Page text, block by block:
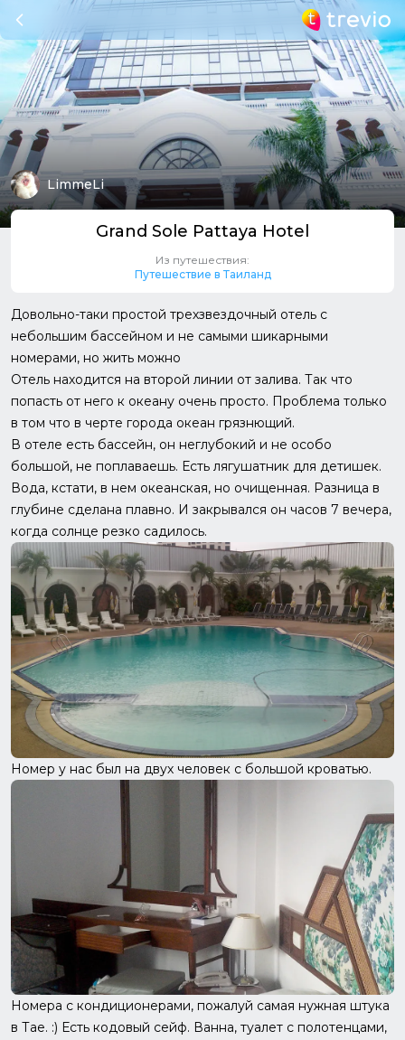
LimmeLi
Grand Sole Pattaya Hotel
Из путешествия:
Путешествие в Таиланд
Довольно-таки простой трехзвездочный отель с
небольшим бассейном и не самыми шикарными
номерами, но жить можно
Отель находится на второй линии от залива. Так что
попасть от него к океану очень просто. Проблема только
в том что в черте города океан грязнющий.
В отеле есть бассейн, он неглубокий и не особо
большой, не поплаваешь. Есть лягушатник для детишек.
Вода, кстати, в нем океанская, но очищенная. Разница в
глубине сделана плавно. И закрывался он часов 7 вечера,
когда солнце резко садилось.
Номер у нас был на двух человек с большой кроватью.
Номера с кондиционерами, пожалуй самая нужная штука
в Тае. :) Есть кодовый сейф. Ванна, туалет с полотенцами,